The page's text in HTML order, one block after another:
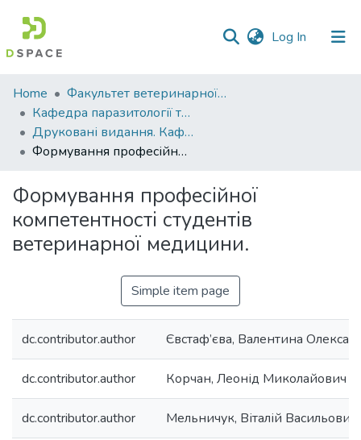
Log In (current)
Communities
&
Collections
All of DSpace
Statistics
Home
Факультет ветеринарної медицини
Кафедра паразитології та ветеринарно-санітарної експертизи
Друковані видання. Кафедра паразитології та ветеринарно-санітарної експертизи
Формування професійної компетентності студентів ветеринарної медицини.
Формування професійної
компетентності студентів
ветеринарної медицини.
Simple item page
dc.contributor.author Євстаф’єва, Валентина
dc.contributor.author Корчан, Леонід Миколайович
dc.contributor.author Мельничук, Віталій Васильович